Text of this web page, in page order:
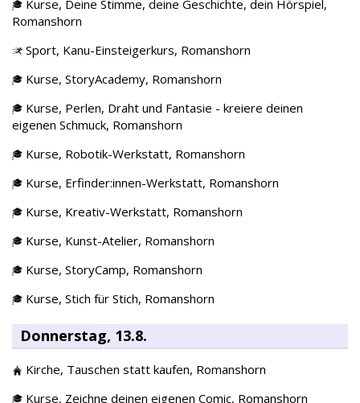
Kurse, Deine Stimme, deine Geschichte, dein Hörspiel,
Romanshorn
Sport, Kanu-Einsteigerkurs, Romanshorn
Kurse, StoryAcademy, Romanshorn
Kurse, Perlen, Draht und Fantasie - kreiere deinen
eigenen Schmuck, Romanshorn
Kurse, Robotik-Werkstatt, Romanshorn
Kurse, Erfinder:innen-Werkstatt, Romanshorn
Kurse, Kreativ-Werkstatt, Romanshorn
Kurse, Kunst-Atelier, Romanshorn
Kurse, StoryCamp, Romanshorn
Kurse, Stich für Stich, Romanshorn
Donnerstag, 13.8.
Kirche, Tauschen statt kaufen, Romanshorn
Kurse, Zeichne deinen eigenen Comic, Romanshorn